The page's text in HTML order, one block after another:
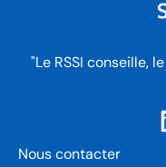
"Le RSSI conseille,
Nous contacter